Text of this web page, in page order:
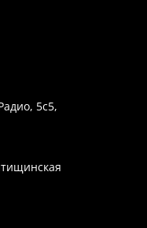
5с5,